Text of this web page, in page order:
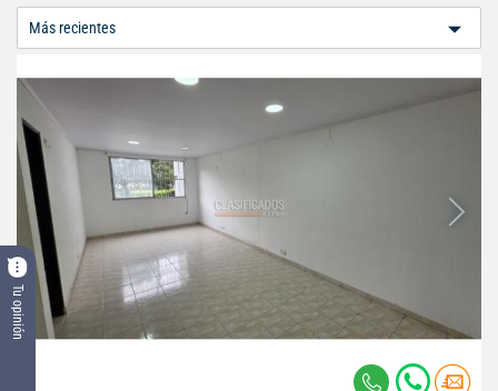
Tu opinión